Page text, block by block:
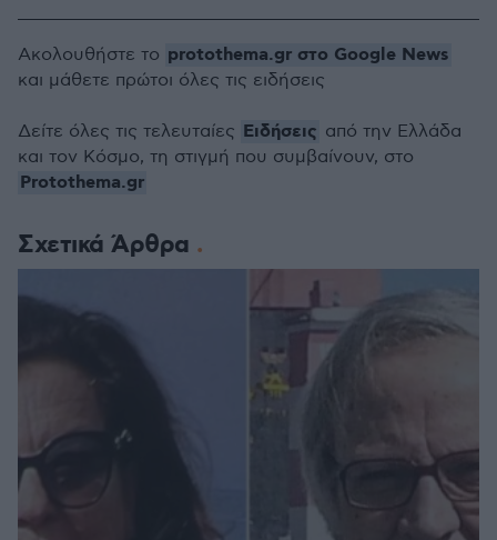
Σχετικά Άρθρα
Ακολουθήστε το protothema.gr στο Google News
και μάθετε πρώτοι όλες τις ειδήσεις
Δείτε όλες τις τελευταίες Ειδήσεις από την Ελλάδα
και τον Κόσμο, τη στιγμή που συμβαίνουν, στο
Protothema.gr